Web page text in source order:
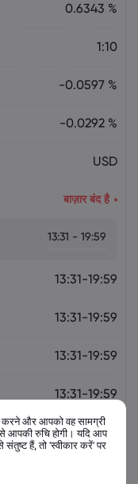
0.6343 %
1:10
-0.0597 %
-0.0292 %
USD
बाज़ार बंद है
13:31 - 19:59
13:31-19:59
13:31-19:59
13:31-19:59
13:31-19:59
करने और आपको वह सामग्री
आपकी रुचि होगी। यदि आप
हैं, तो 'स्वीकार करें' पर